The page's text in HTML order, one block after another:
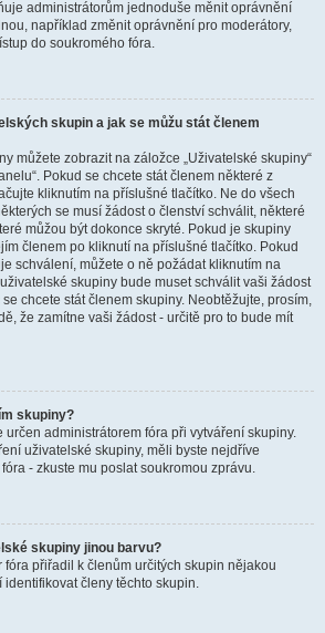
administrátorům jednoduše měnit oprávnění
například změnit oprávnění pro moderátory,
do soukromého fóra.
skupin a jak se můžu stát členem
můžete zobrazit na záložce „Uživatelské skupiny“
Pokud se chcete stát členem některé z
kliknutím na příslušné tlačítko. Ne do všech
se musí žádost o členství schválit, některé
můžou být dokonce skryté. Pokud je skupiny
členem po kliknutí na příslušné tlačítko. Pokud
schválení, můžete o ně požádat kliknutím na
skupiny bude muset schválit vaši žádost
chcete stát členem skupiny. Neobtěžujte, prosím,
že zamítne vaši žádost - určitě pro to bude mít
skupiny?
administrátorem fóra při vytváření skupiny.
uživatelské skupiny, měli byste nejdříve
- zkuste mu poslat soukromou zprávu.
skupiny jinou barvu?
fóra přiřadil k členům určitých skupin nějakou
členy těchto skupin.